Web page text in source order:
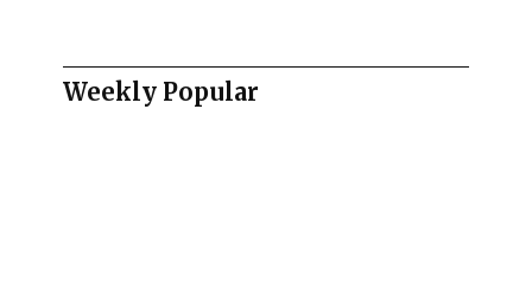
Weekly Popular